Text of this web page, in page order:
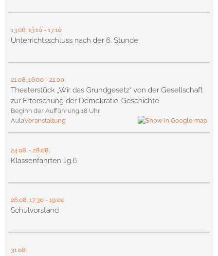
13.08. 13:10 - 17:10
Unterrichtsschluss nach der 6. Stunde
21.08. 16:00 - 21:00
Theaterstück „Wir das Grundgesetz“ von der Gesellschaft
zur Erforschung der Demokratie-Geschichte
Beginn der Aufführung 18 Uhr
AulaVeranstaltung
24.08. - 28.08.
Klassenfahrten Jg.6
26.08. 17:30 - 19:00
Schulvorstand
31.08.